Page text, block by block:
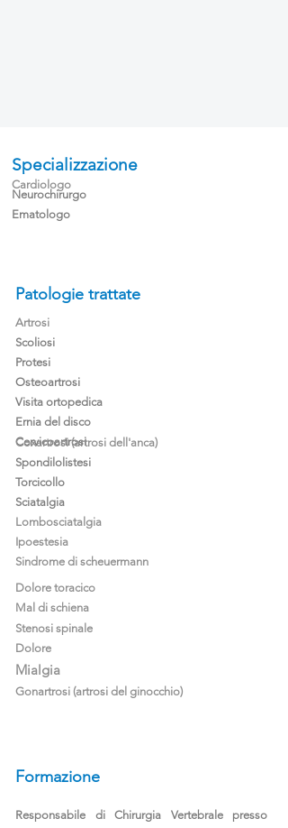
Specializzazione
Cardiologo
Neurochirurgo
Ematologo
Patologie trattate
Artrosi
Scoliosi
Protesi
Osteoartrosi
Visita ortopedica
Ernia del disco
Cervicoartrosi
Coxartrosi (artrosi dell'anca)
Spondilolistesi
Torcicollo
Sciatalgia
Lombosciatalgia
Ipoestesia
Sindrome di scheuermann
Dolore toracico
Mal di schiena
Stenosi spinale
Dolore
Mialgia
Gonartrosi (artrosi del ginocchio)
Formazione
Responsabile di Chirurgia Vertebrale presso